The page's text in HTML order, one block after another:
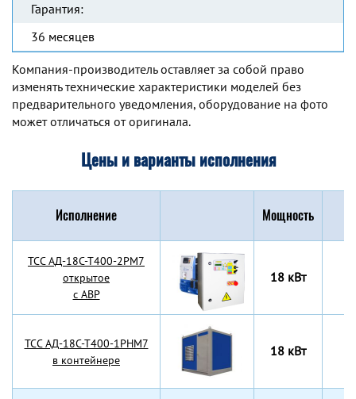
Гарантия:
36 месяцев
Компания-производитель оставляет за собой право
изменять технические характеристики моделей без
предварительного уведомления, оборудование на фото
может отличаться от оригинала.
Цены и варианты исполнения
Исполнение Мощность
TCC АД-18С-Т400-2РМ7
открытое
с АВР
18 кВт
TCC АД-18С-Т400-1РНМ7
в контейнере
18 кВт